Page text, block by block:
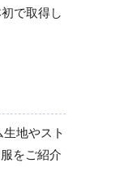
で取得し
地やスト
をご紹介